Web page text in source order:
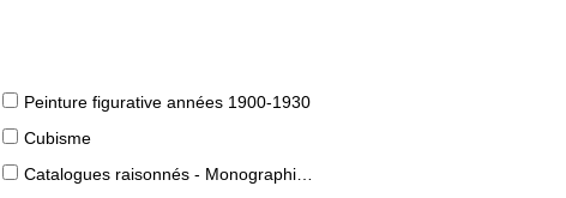
Peinture figurative années 1900-1930
Cubisme
Catalogues raisonnés - Monographies d'artistes